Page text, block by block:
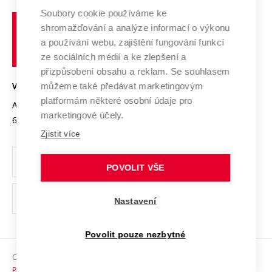
Výzkumné infrastruktury
Transfer znalostí
Open Science
Projekty
Projekty ze strukturálních fondů
Specifický výzkum
Spolupráce se školami
Služby univerzity
Mezinárodní dohody
Univerzitní sítě
Profil univerzity
Udržitelná univerzita
Podnikavá univerzita / ContriBUTe
Bezpečná univerzita
Vyznamenání
Organizační struktura
Ochrana osobních údajů
odkaz)
Sociální bezpečí
učení
technické
VYSOKÉ UČENÍ TECHNICKÉ V BRNĚ
Antonínská 548/1
602 00 Brno
www.vut.cz
vut@vutbr.cz
Copyright © 2026 VUT
Prohlášení o přístupnosti
Soubory cookie používáme ke
shromažďování a analýze informací o výkonu
a používání webu, zajištění fungování funkcí
ze sociálních médií a ke zlepšení a
přizpůsobení obsahu a reklam. Se souhlasem
můžeme také předávat marketingovým
platformám některé osobní údaje pro
marketingové účely.
Zjistit více
POVOLIT VŠE
Nastavení
Povolit pouze nezbytné